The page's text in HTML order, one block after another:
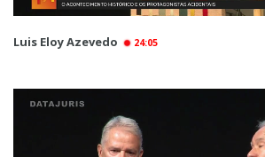
Luis Eloy Azevedo 24:05